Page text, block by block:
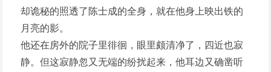
却诡秘的照透了陈士成的全身，就在他身上映出铁的
月亮的影。
他还在房外的院子里徘徊，眼里颇清净了，四近也寂
静。但这寂静忽又无端的纷扰起来，他耳边又确凿听